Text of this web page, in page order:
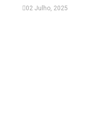
02 Julho, 2025